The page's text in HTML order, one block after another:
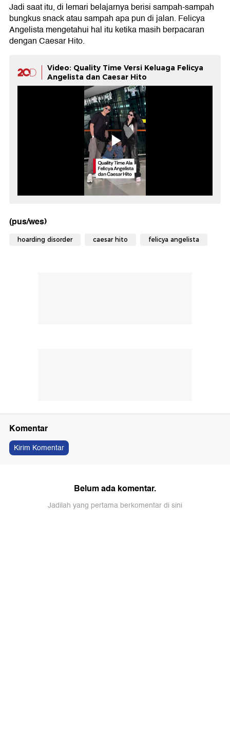
Jadi saat itu, di lemari belajarnya berisi sampah-sampah
bungkus snack atau sampah apa pun di jalan. Felicya
Angelista mengetahui hal itu ketika masih berpacaran
dengan Caesar Hito.
Video: Quality Time Versi Keluaga Felicya
Angelista dan Caesar Hito
(pus/wes)
hoarding disorder caesar hito felicya angelista
Komentar
Kirim Komentar
Belum ada komentar.
Jadilah yang pertama berkomentar di sini